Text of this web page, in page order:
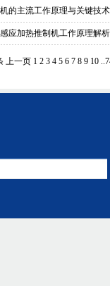
的主流工作原理与关键技
应加热推制机工作原理解
上一页 1 2 3 4 5 6 7 8 9 10 ..